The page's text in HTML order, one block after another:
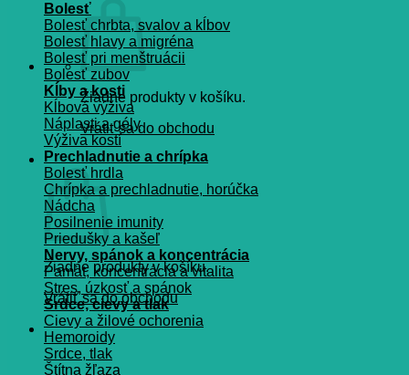
Žiadne produkty v košíku.
Vrátiť sa do obchodu
Košík
Žiadne produkty v košíku.
Vrátiť sa do obchodu
Bolesť
Bolesť chrbta, svalov a kĺbov
Bolesť hlavy a migréna
Bolesť pri menštruácii
Bolesť zubov
Kĺby a kosti
Kĺbová výživa
Náplasti a gély
Výživa kostí
Prechladnutie a chrípka
Bolesť hrdla
Chrípka a prechladnutie, horúčka
Nádcha
Posilnenie imunity
Priedušky a kašeľ
Nervy, spánok a koncentrácia
Pamät, koncentrácia a vitalita
Stres, úzkosť a spánok
Srdce, cievy a tlak
Cievy a žilové ochorenia
Hemoroidy
Srdce, tlak
Štítna žľaza